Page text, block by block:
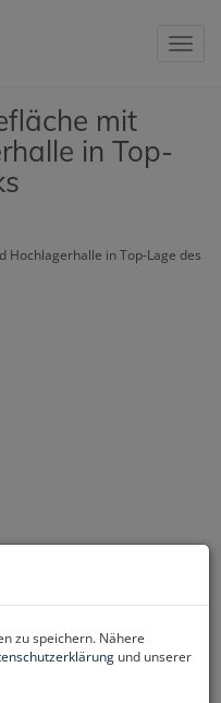
mit
in Top-
zu speichern. Nähere
und unserer